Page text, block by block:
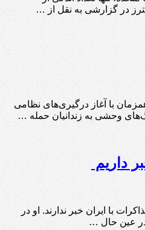
مرکزی تبریز همزمان با آغاز درگیری‌های نظامی
داریم
با ایران خبر ندارند. ‏او در
در عین حال …